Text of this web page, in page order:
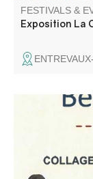
FESTIVALS &
Exposition La
Venez